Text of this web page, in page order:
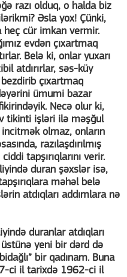
razı olduq, o halda biz
Əsla yox! Çünki,
heç cür imkan vermir.
evdən çıxartmaq
Belə ki, onlar yuxarı
atdırırlar, səs-küy
bezdirib çıxartmaq
ümumi bazar
Necə olur ki,
tikinti işləri ilə məşğul
olmaz, onların
razılaşdırılmış
tapşırıqlarını verir.
duran şəxslər isə,
məhəl belə
atdıqları addımlara nə
duranlar atdıqları
yeni bir dərd də
bir qadınam. Buna
ci il tarixdə 1962-ci il